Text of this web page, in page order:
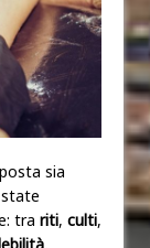
sia
tra riti, culti,